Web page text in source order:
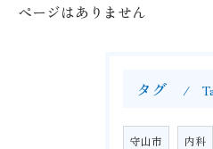
ページはありません
タグ
守山市 内科